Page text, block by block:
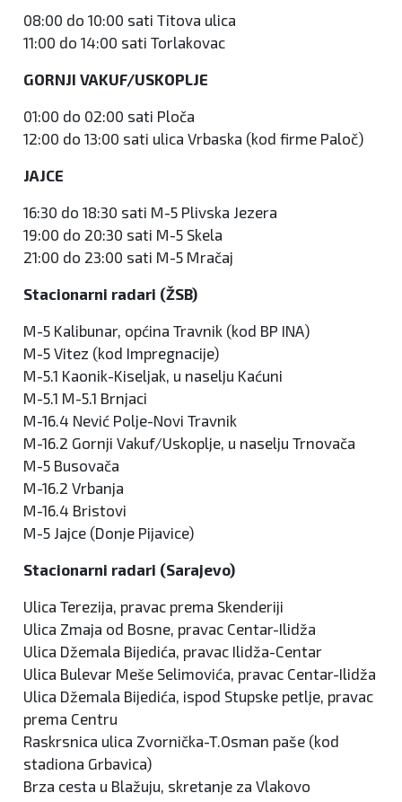
08:00 do 10:00 sati Titova ulica
11:00 do 14:00 sati Torlakovac
GORNJI VAKUF/USKOPLJE
01:00 do 02:00 sati Ploča
12:00 do 13:00 sati ulica Vrbaska (kod firme Paloč)
JAJCE
16:30 do 18:30 sati M-5 Plivska Jezera
19:00 do 20:30 sati M-5 Skela
21:00 do 23:00 sati M-5 Mračaj
Stacionarni radari (ŽSB)
M-5 Kalibunar, općina Travnik (kod BP INA)
M-5 Vitez (kod Impregnacije)
M-5.1 Kaonik-Kiseljak, u naselju Kaćuni
M-5.1 M-5.1 Brnjaci
M-16.4 Nević Polje-Novi Travnik
M-16.2 Gornji Vakuf/Uskoplje, u naselju Trnovača
M-5 Busovača
M-16.2 Vrbanja
M-16.4 Bristovi
M-5 Jajce (Donje Pijavice)
Stacionarni radari (Sarajevo)
Ulica Terezija, pravac prema Skenderiji
Ulica Zmaja od Bosne, pravac Centar-Ilidža
Ulica Džemala Bijedića, pravac Ilidža-Centar
Ulica Bulevar Meše Selimovića, pravac Centar-Ilidža
Ulica Džemala Bijedića, ispod Stupske petlje, pravac
prema Centru
Raskrsnica ulica Zvornička-T.Osman paše (kod
stadiona Grbavica)
Brza cesta u Blažuju, skretanje za Vlakovo